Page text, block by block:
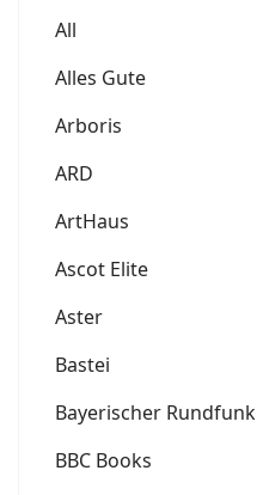
All
Alles Gute
Arboris
ARD
ArtHaus
Ascot Elite
Aster
Bastei
Bayerischer Rundfunk
BBC Books